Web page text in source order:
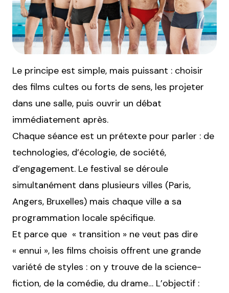
Le principe est simple, mais puissant : choisir
des films cultes ou forts de sens, les projeter
dans une salle, puis ouvrir un débat
immédiatement après.
Chaque séance est un prétexte pour parler : de
technologies, d’écologie, de société,
d’engagement. Le festival se déroule
simultanément dans plusieurs villes (Paris,
Angers, Bruxelles) mais chaque ville a sa
programmation locale spécifique.
Et parce que « transition » ne veut pas dire
« ennui », les films choisis offrent une grande
variété de styles : on y trouve de la science-
fiction, de la comédie, du drame… L’objectif :